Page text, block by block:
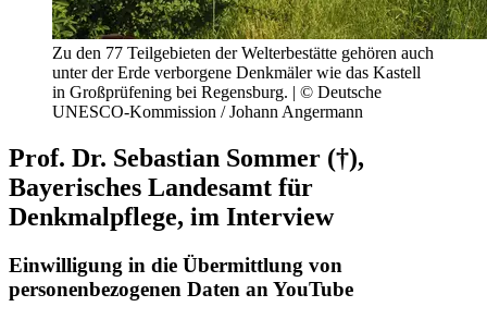
Zu den 77 Teilgebieten der Welterbestätte gehören auch
unter der Erde verborgene Denkmäler wie das Kastell
in Großprüfening bei Regensburg. | © Deutsche
UNESCO-Kommission / Johann Angermann
Prof. Dr. Sebastian Sommer (†),
Bayerisches Landesamt für
Denkmalpflege, im Interview
Einwilligung in die Übermittlung von
personenbezogenen Daten an YouTube